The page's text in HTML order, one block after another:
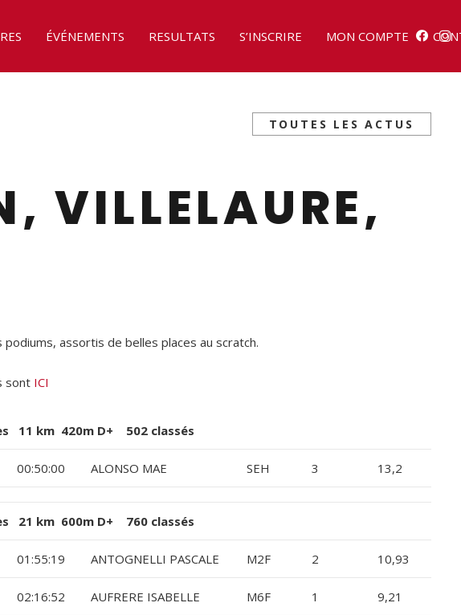
ÉVÉNEMENTS RESULTATS S’INSCRIRE MON COMPTE
TOUTES LES ACTUS
VILLELAURE,
podiums, assortis de belles places au scratch.
sont ICI
11 km 420m D+ 502 classés
00:50:00 ALONSO MAE SEH 3 13,2
21 km 600m D+ 760 classés
01:55:19 ANTOGNELLI PASCALE M2F 2 10,93
02:16:52 AUFRERE ISABELLE M6F 1 9,21